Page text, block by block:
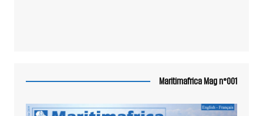
Maritimafrica Mag n°001